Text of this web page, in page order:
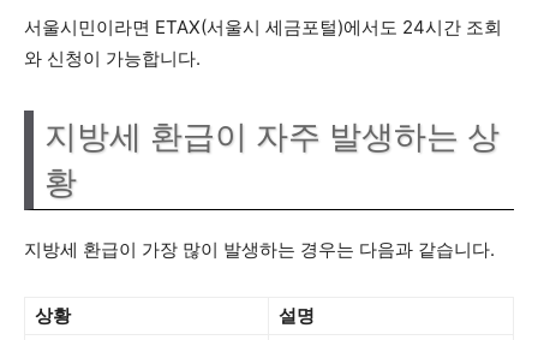
서울시민이라면 ETAX(서울시 세금포털)에서도 24시간 조회
와 신청이 가능합니다.
지방세 환급이 자주 발생하는 상
황
지방세 환급이 가장 많이 발생하는 경우는 다음과 같습니다.
상황 설명